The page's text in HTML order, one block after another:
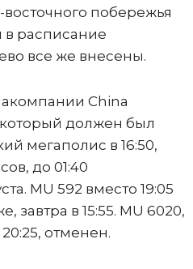
побережья
в расписание
все же внесены.
China
должен был
мегаполис в 16:50,
до 01:40
MU 592 вместо 19:05
завтра в 15:55. MU 6020,
отменен.